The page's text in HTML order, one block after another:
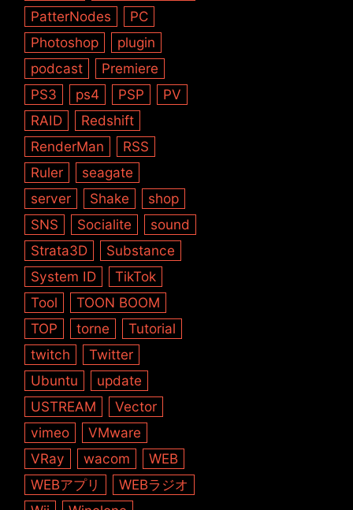
PatterNodes
PC
Photoshop
plugin
podcast
Premiere
PS3
ps4 PSP
PV
RAID
Redshift
RenderMan
RSS
Ruler
seagate
server
Shake
shop
SNS
Socialite
sound
Strata3D
Substance
System ID
TikTok
Tool
TOON BOOM
TOP
torne
Tutorial
twitch
Twitter
Ubuntu
update
USTREAM
Vector
vimeo
VMware
VRay
wacom
WEB
WEBアプリ
WEBラジオ